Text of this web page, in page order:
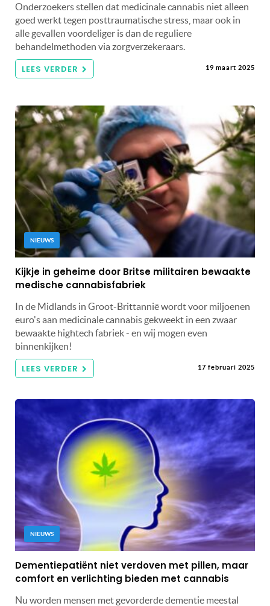
Onderzoekers stellen dat medicinale cannabis niet alleen
goed werkt tegen posttraumatische stress, maar ook in
alle gevallen voordeliger is dan de reguliere
behandelmethoden via zorgverzekeraars.
LEES VERDER 19 maart 2025
NIEUWS
Kijkje in geheime door Britse militairen bewaakte
medische cannabisfabriek
In de Midlands in Groot-Brittannië wordt voor miljoenen
euro's aan medicinale cannabis gekweekt in een zwaar
bewaakte hightech fabriek - en wij mogen even
binnenkijken!
LEES VERDER 17 februari 2025
NIEUWS
Dementiepatiënt niet verdoven met pillen, maar
comfort en verlichting bieden met cannabis
Nu worden mensen met gevorderde dementie meestal